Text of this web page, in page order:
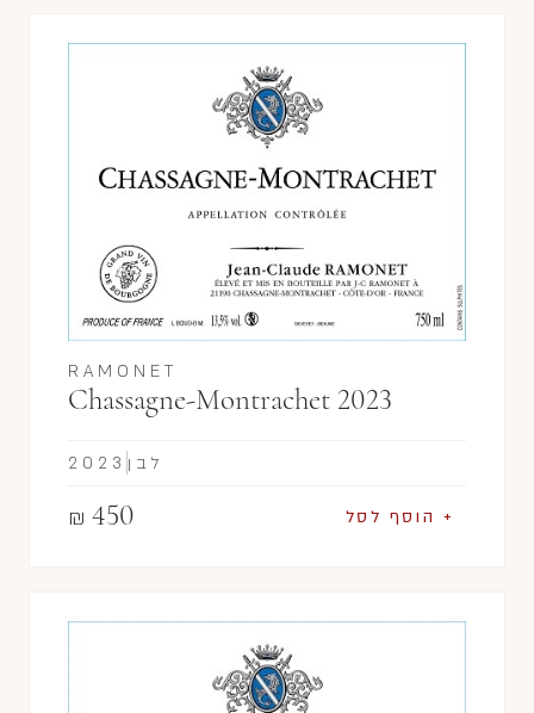
RAMONET
Chassagne-Montrachet 2023
₪ 450 + הוסף לסל
2023 לבן